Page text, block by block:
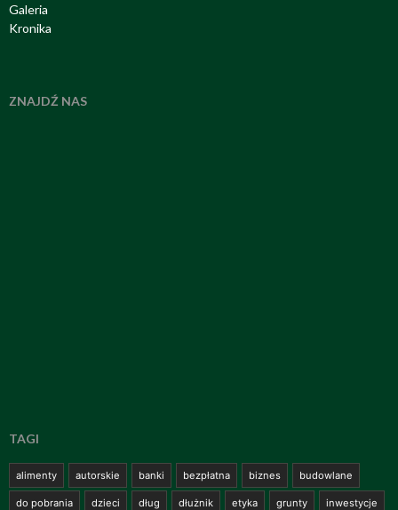
Galeria
Kronika
ZNAJDŹ NAS
TAGI
alimenty autorskie banki bezpłatna biznes budowlane
do pobrania dzieci dług dłużnik etyka grunty inwestycje